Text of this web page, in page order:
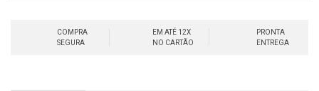
COMPRA
SEGURA
EM ATÉ 12X
NO CARTÃO
PRONTA
ENTREGA